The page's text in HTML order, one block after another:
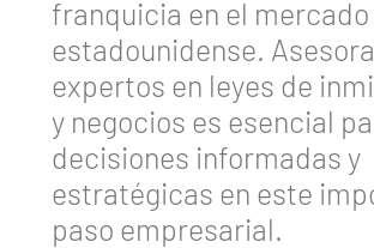
franquicia en el mercado
estadounidense.
expertos en leyes de
y negocios es esencial
decisiones informadas y
estratégicas en este
paso empresarial.